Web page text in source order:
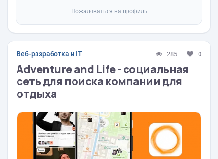
Пожаловаться на профиль
Веб-разработка и IT 285 0
Adventure and Life - социальная
сеть для поиска компании для
отдыха